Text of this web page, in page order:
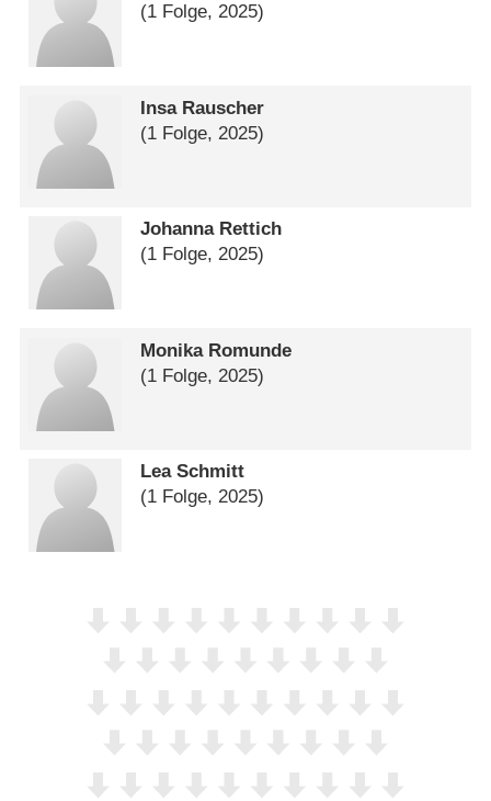
(1 Folge, 2025)
Insa Rauscher
(1 Folge, 2025)
Johanna Rettich
(1 Folge, 2025)
Monika Romunde
(1 Folge, 2025)
Lea Schmitt
(1 Folge, 2025)